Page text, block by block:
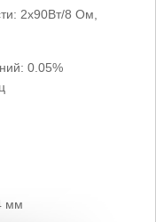
2x90Вт/8 Ом,
0.05%
мм